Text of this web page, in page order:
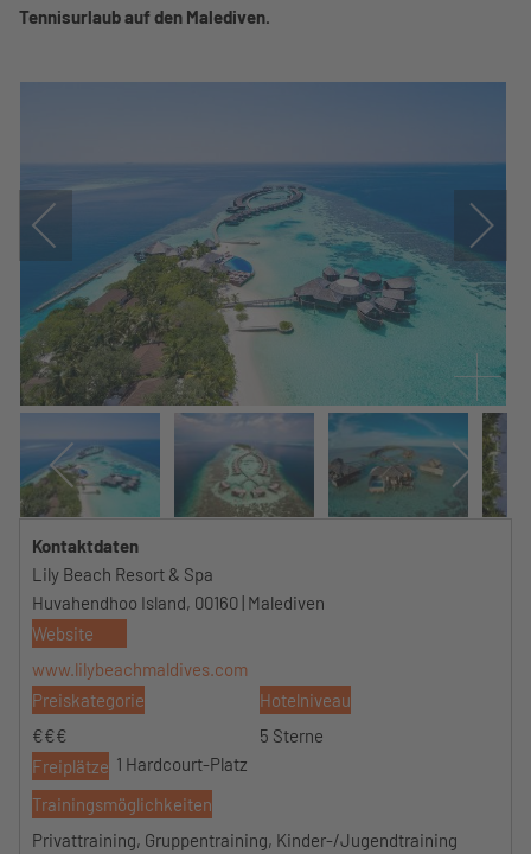
Tennisurlaub auf den Malediven.
Kontaktdaten
Lily Beach Resort & Spa
Huvahendhoo Island, 00160 | Malediven
Website
www.lilybeachmaldives.com
Preiskategorie
€€€
Hotelniveau
5 Sterne
Freiplätze 1 Hardcourt-Platz
Trainingsmöglichkeiten
Privattraining, Gruppentraining, Kinder-/Jugendtraining